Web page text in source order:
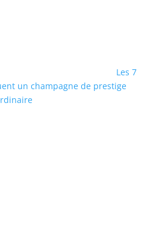
Les 7
un champagne de prestige